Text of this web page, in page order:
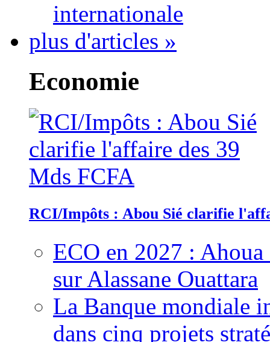
internationale
plus d'articles »
Economie
RCI/Impôts : Abou Sié clarifie
ECO en 2027 :
sur Alassane Ouattara
La Banque mondiale
dans cinq projets